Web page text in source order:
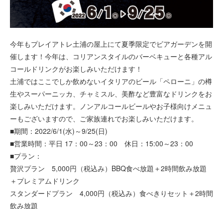
今年もプレイアトレ土浦の屋上にて夏季限定でビアガーデンを開
催します！今年は、コリアンスタイルのバーベキューと各種アル
コールドリンクがお楽しみいただけます！
土浦ではここでしか飲めないイタリアのビール「ペローニ」の樽
生やスーパーニッカ、チャミスル、美酢など豊富なドリンクをお
楽しみいただけます。ノンアルコールビールやお子様向けメニュ
ーもございますので、ご家族連れでお楽しみいただけます。
■期間：2022/6/1(水)～9/25(日)
■営業時間：平日 17：00～23：00 休日：15:00～23：00
■プラン：
贅沢プラン 5,000円（税込み）BBQ食べ放題＋2時間飲み放題
＋プレミアムドリンク
スタンダードプラン 4,000円（税込み）食べきりセット＋2時間
飲み放題